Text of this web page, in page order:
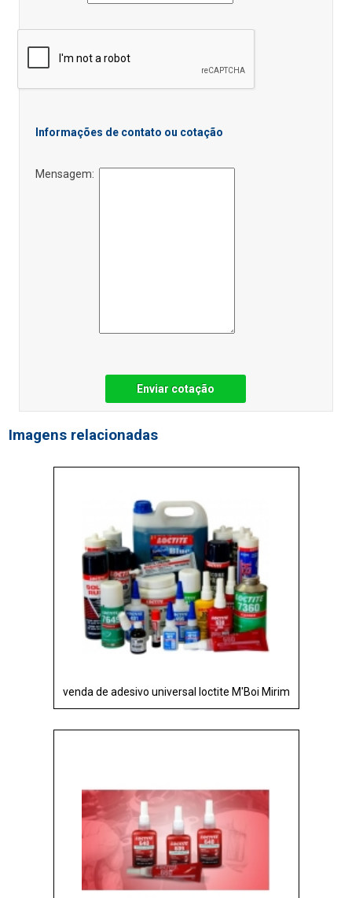
Informações de contato ou cotação
Mensagem:
Enviar cotação
Imagens relacionadas
venda de adesivo universal loctite M'Boi Mirim